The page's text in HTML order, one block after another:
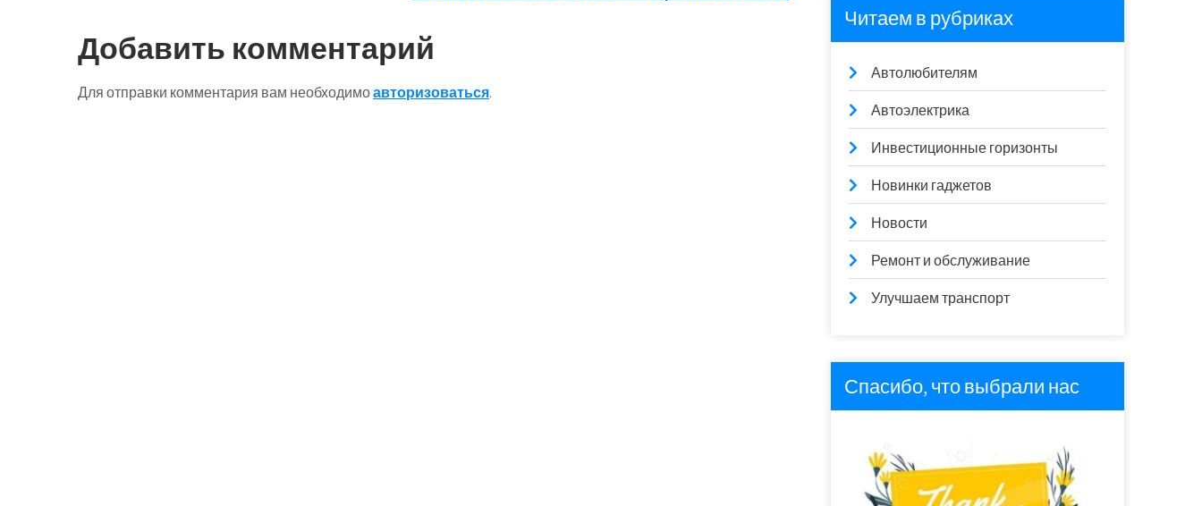
записям
Добавить комментарий
Для отправки комментария вам необходимоавторизоваться.
Читаем в рубриках
Автолюбителям
Автоэлектрика
Инвестиционные горизонты
Новинки гаджетов
Новости
Ремонт и обслуживание
Улучшаем транспорт
Спасибо, что выбрали нас